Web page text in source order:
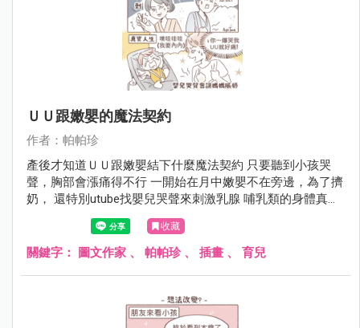
ＵＵ跟嫩嬰的魔法契約
作者：帕帕珍
產後才知道ＵＵ跟嫩嬰結下什麼魔法契約 只要聽到小孩哭
聲，胸部會漲痛得不行 一開始在月中嫩嬰不在旁邊，為了擠
奶， 還特別utube找嬰兒哭聲來刺激乳腺 哺乳類的身體真的
很不可思議啊（再次讚嘆）
收藏
關鍵字： 圖文作家 、 帕帕珍、 插畫 、 育兒